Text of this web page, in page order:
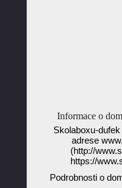
Informace o
Skolaboxu-
adrese
(http://
https://
Podrobnosti o